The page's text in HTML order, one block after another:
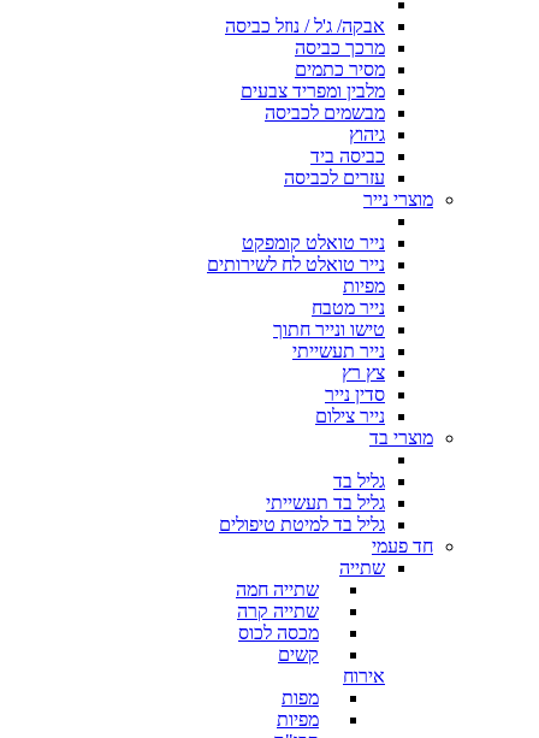
אבקה/ ג'ל / נוזל כביסה
מרכך כביסה
מסיר כתמים
מלבין ומפריד צבעים
מבשמים לכביסה
גיהוץ
כביסה ביד
עזרים לכביסה
מוצרי נייר
נייר טואלט קומפקט
נייר טואלט לח לשירותים
מפיות
נייר מטבח
טישו ונייר חתוך
נייר תעשייתי
צץ רץ
סדין נייר
נייר צילום
מוצרי בד
גליל בד
גליל בד תעשייתי
גליל בד למיטת טיפולים
חד פעמי
שתייה
שתייה חמה
שתייה קרה
מכסה לכוס
קשים
אירוח
מפות
מפיות